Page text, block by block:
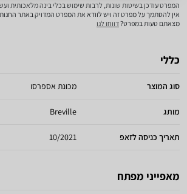
המפרט עודכן בשיטות שונות, לרבות שימוש בכלי בינה מלאכותית
אין להסתמך על מפרט זה ויש לוודא את המפרט המדויק באתר
מצאתם טעות במפרט?דווחו לנו
כללי
סוג המוצר מכונת אספרסו
מותג Breville
תאריך כניסה לזאפ 10/2021
מאפייני מפתח